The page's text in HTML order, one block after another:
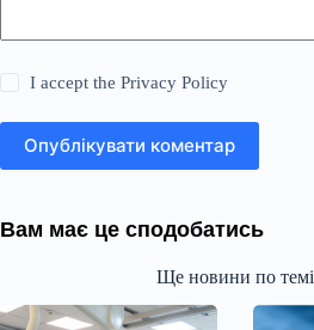
I accept thePrivacy Policy
Опублікувати коментар
Вам має це сподобатись
Ще новини по темі